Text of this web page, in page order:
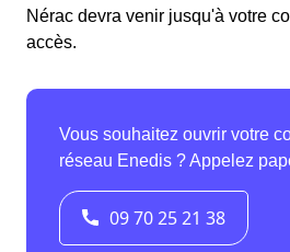
Nérac devra venir jusqu'à votre
accès.